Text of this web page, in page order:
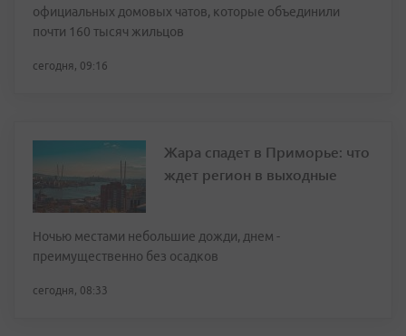
официальных домовых чатов, которые объединили
почти 160 тысяч жильцов
сегодня, 09:16
Жара спадет в Приморье: что
ждет регион в выходные
Ночью местами небольшие дожди, днем -
преимущественно без осадков
сегодня, 08:33